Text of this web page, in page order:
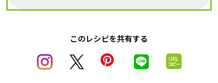
このレシピを共有する